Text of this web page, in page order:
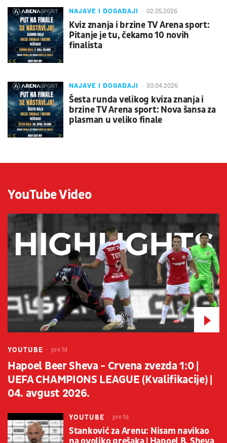
NAJAVE I DOGAĐAJI 02.05.2026
Kviz znanja i brzine TV Arena sport:
Pitanje je tu, čekamo 10 novih
finalista
NAJAVE I DOGAĐAJI 30.04.2026
Šesta runda velikog kviza znanja i
brzine TV Arena sport: Nova šansa za
plasman u veliko finale
YouTube Video
YOUTUBE pre 1d
Hapoel Beer Sheva - Crvena zvezda 1:0 |
UEFA CHAMPIONS LEAGUE (Kvalifikacije) |
04. avgust 2026.
YOUTUBE pre 1d
Stanković za Arenu: Nisam navikao